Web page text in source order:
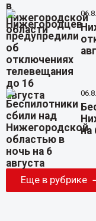
на
Еще в рубрике